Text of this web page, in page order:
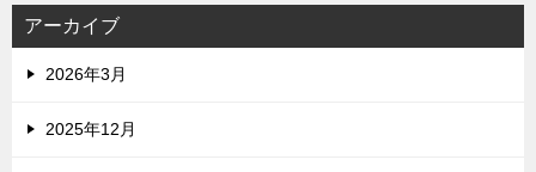
アーカイブ
2026年3月
2025年12月